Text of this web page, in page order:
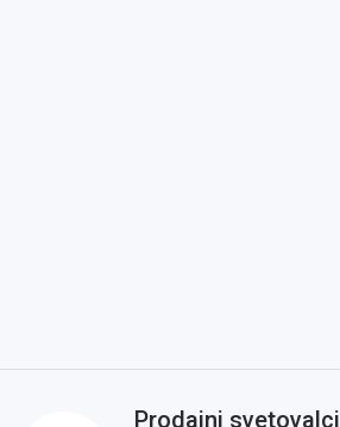
Prodajni svetovalci